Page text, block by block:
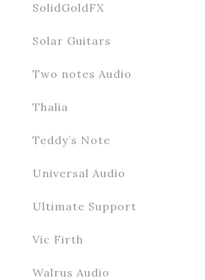
SolidGoldFX
Solar Guitars
Two notes Audio
Thalia
Teddy’s Note
Universal Audio
Ultimate Support
Vic Firth
Walrus Audio